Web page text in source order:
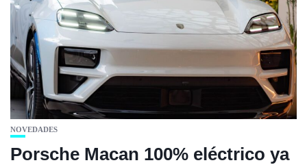
NOVEDADES
Porsche Macan 100% eléctrico ya